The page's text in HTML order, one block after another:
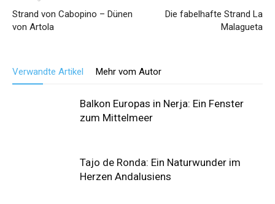
Strand von Cabopino – Dünen
von Artola
Die fabelhafte Strand La
Malagueta
Verwandte Artikel Mehr vom Autor
Balkon Europas in Nerja: Ein Fenster
zum Mittelmeer
Tajo de Ronda: Ein Naturwunder im
Herzen Andalusiens